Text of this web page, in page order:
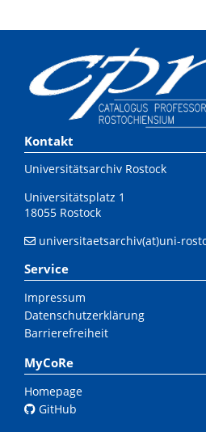
Kontakt
Universitätsarchiv Rostock
Universitätsplatz 1
18055 Rostock
universitaetsarchiv(at)uni-
Service
Impressum
Datenschutzerklärung
Barrierefreiheit
MyCoRe
Homepage
GitHub